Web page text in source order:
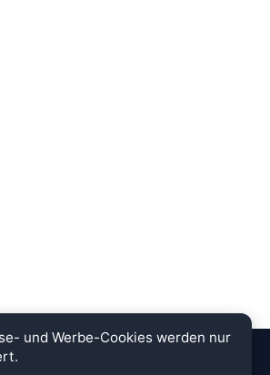
und Werbe-Cookies werden nur